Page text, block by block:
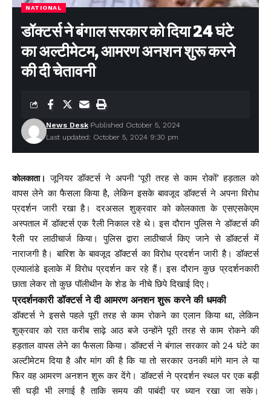
NATIONAL
डॉक्टर्स ने बंगाल सरकार को दिया 24 घंटे
का अल्टीमेटम, आमरण अनशन शुरू करने
की दी चेतावनी
Last updated: October 5, 2024 9:30 pm
News Desk Published October 5, 2024
कोलकाता। जूनियर डॉक्टर्स ने अपनी ‘पूरी तरह से काम रोकों’ हड़ताल को
वापस लेने का फैसला किया है, लेकिन इसके बावजूद डॉक्टर्स ने अपना विरोध
प्रदर्शन जारी रखा है। दरअसल शुक्रवार को कोलकाता के एसएसकेएम
अस्पताल में डॉक्टर्स एक रैली निकाल रहे थे। इस दौरान पुलिस ने डॉक्टर्स की
रैली पर लाठीचार्ज किया। पुलिस द्वारा लाठीचार्ज किए जाने से डॉक्टर्स में
नाराजगी है। बारिश के बावजूद डॉक्टर्स का विरोध प्रदर्शन जारी है। डॉक्टर्स
एल्पालांडे इलाके में विरोध प्रदर्शन कर रहे हैं। इस दौरान कुछ प्रदर्शनकारी
छाता लेकर तो कुछ पॉलीथीन के शेड के नीचे छिपे दिखाई दिए।
प्रदर्शनकारी डॉक्टर्स ने दी आमरण अनशन शुरू करने की धमकी
डॉक्टर्स ने इससे पहले पूरी तरह से काम रोकने का एलान किया था, लेकिन
शुक्रवार को रात करीब साढ़े आठ बजे उन्होंने पूरी तरह से काम रोकने की
हड़ताल वापस लेने का फैसला किया। डॉक्टर्स ने बंगाल सरकार को 24 घंटे का
अल्टीमेटम दिया है और मांग की है कि या तो सरकार उनकी मांगे मान ले या
फिर वह आमरण अनशन शुरू कर देंगे। डॉक्टर्स ने प्रदर्शन स्थल पर एक बड़ी
सी घड़ी भी लगाई है ताकि समय की पाबंदी पर ध्यान रखा जा सके।